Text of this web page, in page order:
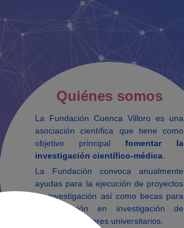
Quiénes somos
La Fundación Cuenca Villoro es una
asociación científica que tiene como
objetivo principalfomentar la
investigación científico-médica.
La Fundación convoca anualmente
ayudas para la ejecución de proyectos
de investigación así como becas para
la formación en investigación de
titulados superiores universitarios.